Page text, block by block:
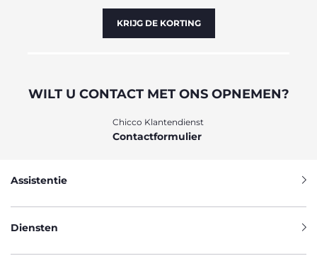
KRIJG DE KORTING
WILT U CONTACT MET ONS OPNEMEN?
Chicco Klantendienst
Contactformulier
Assistentie
Diensten